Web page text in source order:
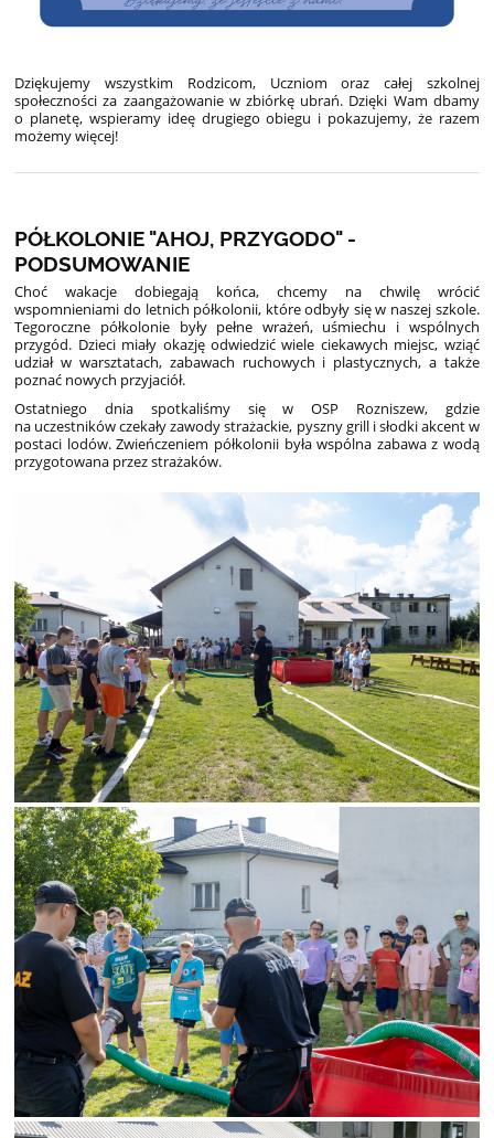
Dziękujemy wszystkim Rodzicom, Uczniom oraz całej szkolnej
społeczności za zaangażowanie w zbiórkę ubrań. Dzięki Wam dbamy
o planetę, wspieramy ideę drugiego obiegu i pokazujemy, że razem
możemy więcej!
PÓŁKOLONIE "AHOJ, PRZYGODO" -
PODSUMOWANIE
Choć wakacje dobiegają końca, chcemy na chwilę wrócić
wspomnieniami do letnich półkolonii, które odbyły się w naszej szkole.
Tegoroczne półkolonie były pełne wrażeń, uśmiechu i wspólnych
przygód. Dzieci miały okazję odwiedzić wiele ciekawych miejsc, wziąć
udział w warsztatach, zabawach ruchowych i plastycznych, a także
poznać nowych przyjaciół.
Ostatniego dnia spotkaliśmy się w OSP Rozniszew, gdzie
na uczestników czekały zawody strażackie, pyszny grill i słodki akcent w
postaci lodów. Zwieńczeniem półkolonii była wspólna zabawa z wodą
przygotowana przez strażaków.